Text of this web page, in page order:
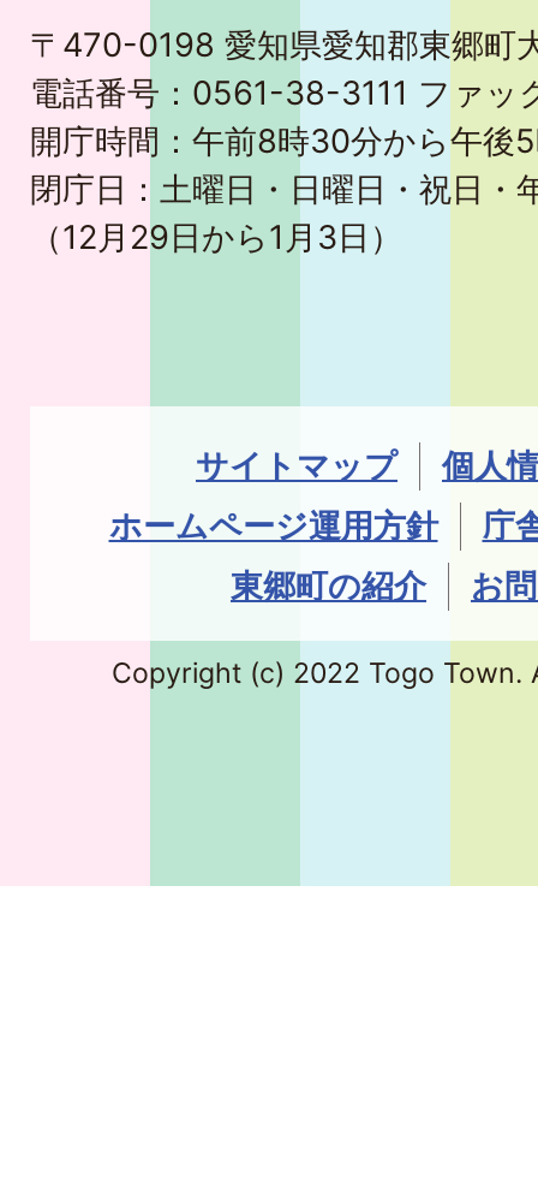
〒470-0198 愛知県愛知郡東郷町
電話番号：0561-38-3111 ファ
開庁時間：午前8時30分から午後
閉庁日：土曜日・日曜日・祝日・
（12月29日から1月3日）
サイトマップ
個人
ホームページ運用方針
庁
東郷町の紹介
お
Copyright (c) 2022 Togo Town.